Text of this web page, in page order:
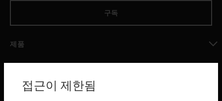
구독
제품
toggle view
toggle view
접근이 제한됨